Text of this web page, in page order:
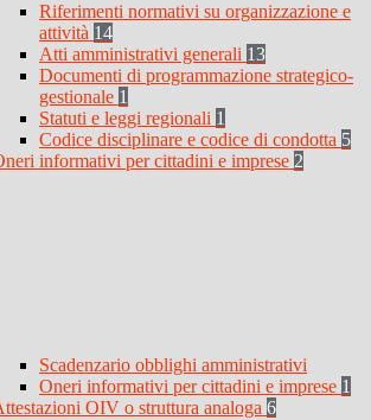
Riferimenti normativi su organizzazione e
attività 14
Atti amministrativi generali 13
Documenti di programmazione strategico-
gestionale 1
Statuti e leggi regionali 1
Codice disciplinare e codice di condotta 5
informativi per cittadini e imprese 2
Scadenzario obblighi amministrativi
Oneri informativi per cittadini e imprese 1
OIV o struttura analoga 6